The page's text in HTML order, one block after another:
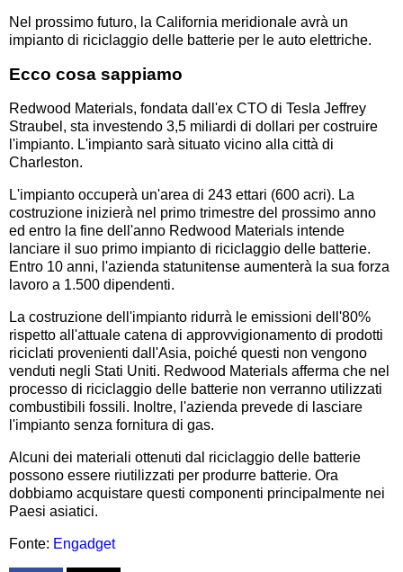
Nel prossimo futuro, la California meridionale avrà un
impianto di riciclaggio delle batterie per le auto elettriche.
Ecco cosa sappiamo
Redwood Materials, fondata dall'ex CTO di Tesla Jeffrey
Straubel, sta investendo 3,5 miliardi di dollari per costruire
l'impianto. L'impianto sarà situato vicino alla città di
Charleston.
L'impianto occuperà un'area di 243 ettari (600 acri). La
costruzione inizierà nel primo trimestre del prossimo anno
ed entro la fine dell'anno Redwood Materials intende
lanciare il suo primo impianto di riciclaggio delle batterie.
Entro 10 anni, l'azienda statunitense aumenterà la sua forza
lavoro a 1.500 dipendenti.
La costruzione dell'impianto ridurrà le emissioni dell'80%
rispetto all'attuale catena di approvvigionamento di prodotti
riciclati provenienti dall'Asia, poiché questi non vengono
venduti negli Stati Uniti. Redwood Materials afferma che nel
processo di riciclaggio delle batterie non verranno utilizzati
combustibili fossili. Inoltre, l'azienda prevede di lasciare
l'impianto senza fornitura di gas.
Alcuni dei materiali ottenuti dal riciclaggio delle batterie
possono essere riutilizzati per produrre batterie. Ora
dobbiamo acquistare questi componenti principalmente nei
Paesi asiatici.
Fonte: Engadget